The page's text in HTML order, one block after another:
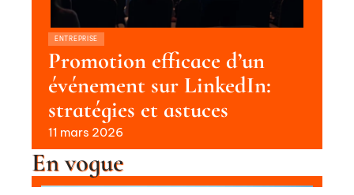
ENTREPRISE
Promotion efficace d’un
événement sur LinkedIn:
stratégies et astuces
11 mars 2026
En vogue